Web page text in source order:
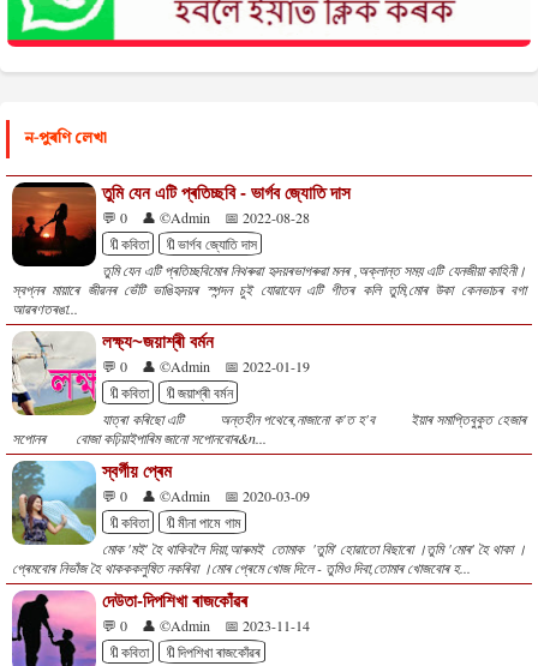
ন-পুৰণি লেখা
তুমি যেন এটি প্ৰতিচ্ছবি - ভাৰ্গব জ্যোতি দাস
💬 0 👤 ©Admin
📅 2022-08-28
🔖কবিতা
🔖ভাৰ্গব জ্যোতি দাস
তুমি যেন এটি প্ৰতিচ্ছবিমোৰ নিথৰুৱা হৃদয়ৰভাগৰুৱা মনৰ ,অক্লান্ত সময় এটি যেনজীয়া কাহিনী।
স্বপ্নৰ মায়াৰে জীৱনৰ ভেঁটি ভাঙিহৃদয়ৰ স্পন্দন চুই যোৱাযেন এটি গীতৰ কলি তুমি,মোৰ উকা কেনভাচৰ বগা
আৱৰণতৰঙা...
লক্ষ্য~জয়াশ্ৰী বৰ্মন
💬 0 👤 ©Admin
📅 2022-01-19
🔖কবিতা
🔖জয়াশ্ৰী বৰ্মন
যাত্ৰা কৰিছো এটি অন্তহীন পথেৰে,নাজানো ক'ত হ'ব ইয়াৰ সমাপ্তিবুকুত হেজাৰ
সপোনৰ বোজা কঢ়িয়াইপাৰিম জানো সপোনবোৰ&n...
স্বৰ্গীয় প্ৰেম
💬 0 👤 ©Admin
📅 2020-03-09
🔖কবিতা
🔖মীনা পামে গাম
মােক 'মই' হৈ থাকিবলৈ দিয়া,আৰুমই তোমাক 'তুমি' হোৱাতো বিছাৰো ।তুমি 'মােৰ' হৈ থাকা ।
প্ৰেমবােৰ নিভাঁজ হৈ থাকককলুষিত নকৰিবা ।মােৰ প্ৰেমে খােজ দিলে - তুমিও দিবা,তোমাৰ খােজবােৰ হ...
দেউতা-দিপশিখা ৰাজকোঁৱৰ
💬 0 👤 ©Admin
📅 2023-11-14
🔖কবিতা
🔖দিপশিখা ৰাজকোঁৱৰ